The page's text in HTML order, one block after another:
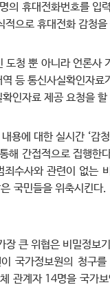
의 휴대전화번호를 입
적으로 휴대전화 감청
도청 뿐 아니라 언론사
등 통신사실확인자
인자료 제공 요청을
용에 대한 실시간 ‘감
해 간접적으로 집행한
수사와 관련이 없는
국민들을 위축시킨
장 큰 위협은 비밀정보
국가정보원의 청구
관계자 14명을 국가